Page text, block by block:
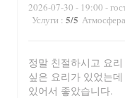
2026-07-30 - 19:00 -
Услуги : 5/5 Атмосфера
정말 친절하시고 요
싶은 요리가 있었는
있어서 좋았습니다.